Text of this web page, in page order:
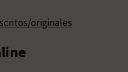
originales